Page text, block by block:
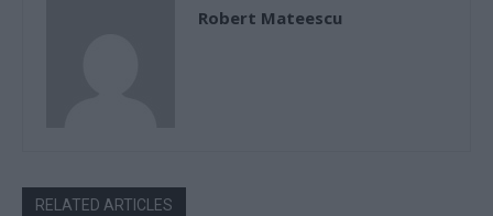
Robert Mateescu
RELATED ARTICLES